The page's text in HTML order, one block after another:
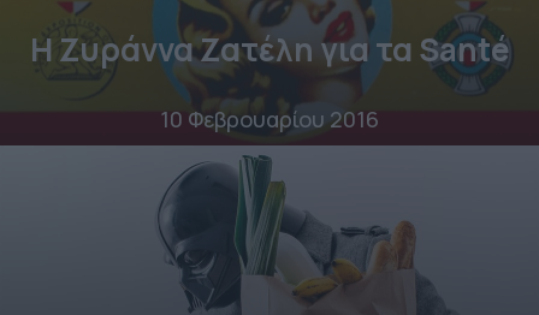
Η Ζυράννα Ζατέλη για τα Santé
10 Φεβρουαρίου 2016